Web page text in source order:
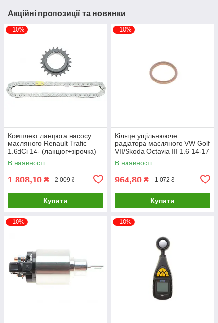
Акційні пропозиції та новинки
–10%
Комплект ланцюга насосу
масляного Renault Trafic
1.6dCi 14- (ланцюг+зірочка)
(ном. двиг. >16071
150A00005R UA61
В наявності
1 808,10 ₴ 2 009 ₴
Купити
–10%
Кільце ущільнююче
радіатора масляного VW Golf
VII/Skoda Octavia III 1.6 14-17
(АКПП) VAG 09G321181A
UA61
В наявності
964,80 ₴ 1 072 ₴
Купити
–10% –10%